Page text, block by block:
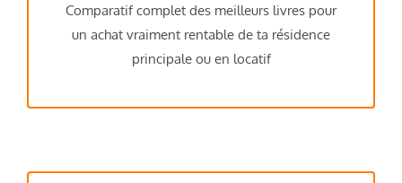
Comparatif complet des meilleurs livres pour
un achat vraiment rentable de ta résidence
principale ou en locatif